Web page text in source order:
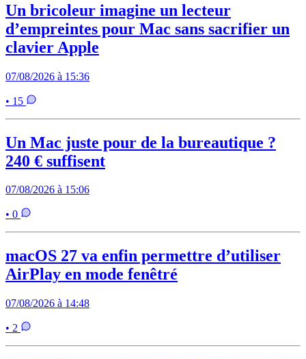
Un bricoleur imagine un lecteur
d’empreintes pour Mac sans sacrifier un
clavier Apple
07/08/2026 à 15:36
• 15
Un Mac juste pour de la bureautique ?
240 € suffisent
07/08/2026 à 15:06
• 0
macOS 27 va enfin permettre d’utiliser
AirPlay en mode fenêtré
07/08/2026 à 14:48
• 2